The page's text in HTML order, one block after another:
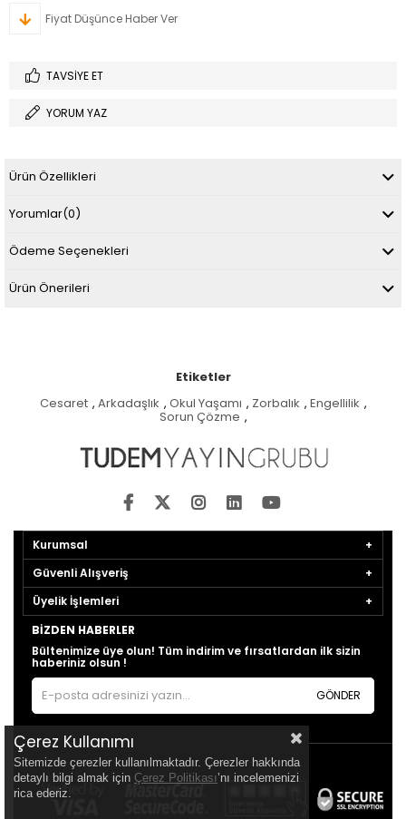
Fiyat Düşünce Haber Ver
TAVSIYE ET
YORUM YAZ
Ürün Özellikleri
Yorumlar(0)
Ödeme Seçenekleri
Ürün Önerileri
Etiketler
Cesaret , Arkadaşlık , Okul Yaşamı , Zorbalık , Engellilik ,
Sorun Çözme ,
Kurumsal
Güvenli Alışveriş
Üyelik İşlemleri
BIZDEN HABERLER
Bültenimize üye olun! Tüm indirim ve fırsatlardan ilk sizin
haberiniz olsun !
GÖNDER
Çerez Kullanımı
Sitemizde çerezler kullanılmaktadır. Çerezler hakkında
detaylı bilgi almak için Çerez Politikası’nı incelemenizi
rica ederiz.